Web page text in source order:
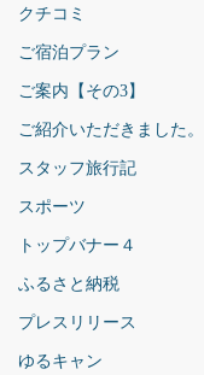
クチコミ
ご宿泊プラン
ご案内【その3】
ご紹介いただきました。
スタッフ旅行記
スポーツ
トップバナー４
ふるさと納税
プレスリリース
ゆるキャン